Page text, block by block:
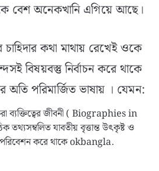
বেশ অনেকখানি এগিয়ে আছে।
কথা মাথায় রেখেই ওকে
বিষয়বস্তু নির্বাচন করে থাকে
পরিমার্জিত ভাষায় । যেমন:
ব্যক্তিত্বের জীবনী ( Biographies in
যাবতীয় বৃত্তান্ত উৎকৃষ্ট ও
করে থাকে okbangla.